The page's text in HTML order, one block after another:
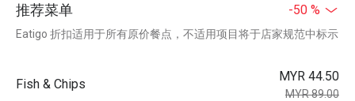
推荐菜单 -50 %
Eatigo 折扣适用于所有原价餐点，不适用项目将于店家规范中标示
Fish & Chips
MYR 44.50
MYR 89.00